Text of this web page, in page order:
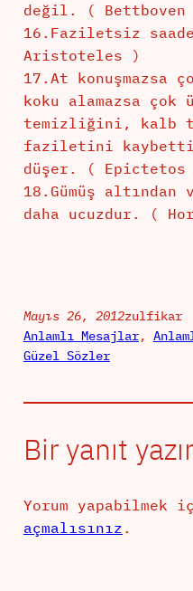
değil. ( Bettboven
16.Faziletsiz
Aristoteles )
17.At konuşmazsa
koku alamazsa
temizliğini, kalb
faziletini
düşer. ( Epictetos
18.Gümüş
daha ucuzdur. (
Mayıs 26, 2012zulfikar
Anlamlı Mesajlar,
Güzel Sözler
Bir yanıt
Yorum yapabilmek
açmalısınız .